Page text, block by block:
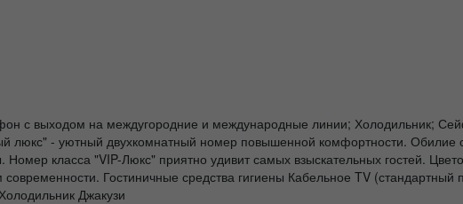
с выходом на междугородние и международные линии; Холодильник;
люкс" - уютный двухкомнатный номер повышенной комфортности. Обилие
Номер класса "VIP-Люкс" приятно удивит самых взыскательных гостей.
современности. Гостиничные средства гигиены Кабельное TV
Джакузи